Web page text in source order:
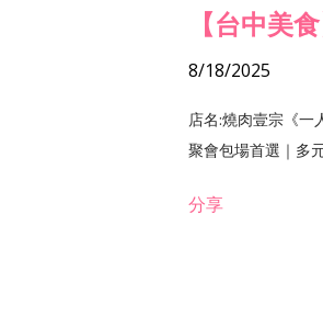
【台中美
8/18/2025
店名:燒肉壹宗《一
聚會包場首選｜多
分享